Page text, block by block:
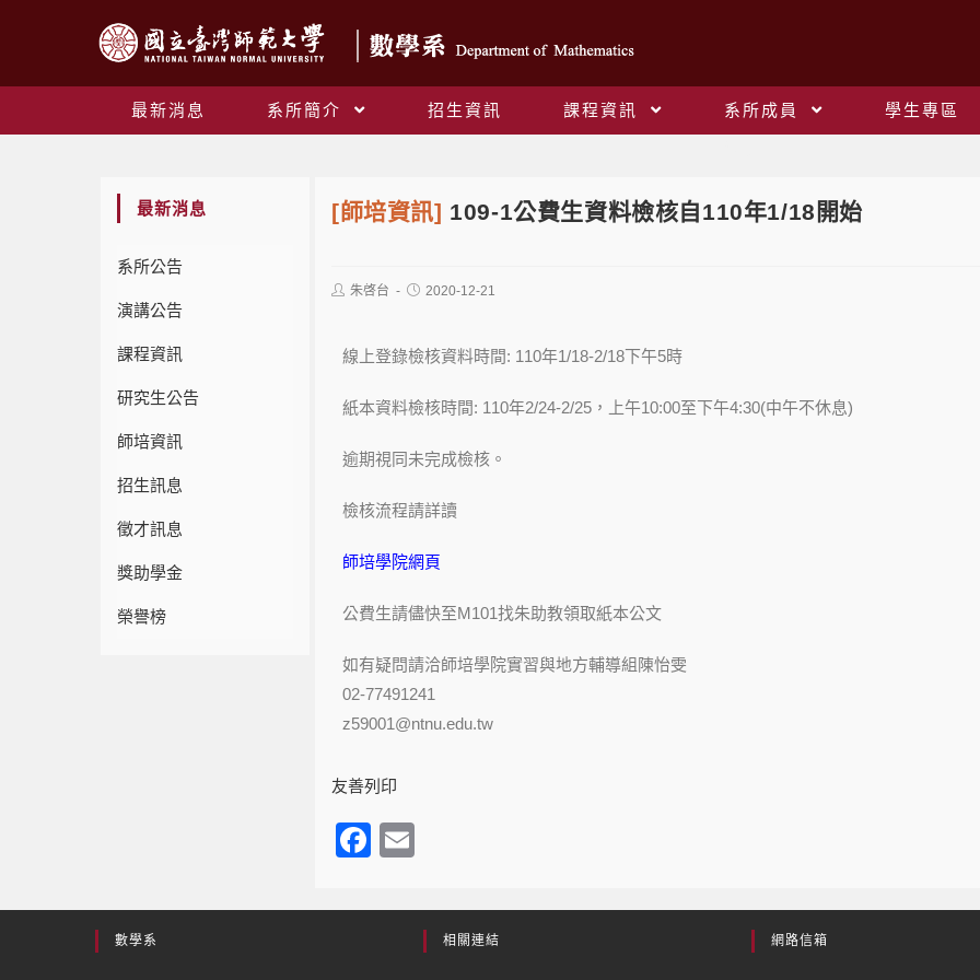
最新消息 系所簡介 招生資訊 課程資訊 系所成員
學生專區
最新消息
系所公告
演講公告
課程資訊
研究生公告
師培資訊
招生訊息
徵才訊息
獎助學金
榮譽榜
[師培資訊] 109-1公費生資料檢核自110年1/18開始
朱啓台 2020-12-21
線上登錄檢核資料時間: 110年1/18-2/18下午5時
紙本資料檢核時間: 110年2/24-2/25，上午10:00至下午4:30(中午不休息)
逾期視同未完成檢核。
檢核流程請詳讀
師培學院網頁
公費生請儘快至M101找朱助教領取紙本公文
如有疑問請洽師培學院實習與地方輔導組陳怡雯
02-77491241
z59001@ntnu.edu.tw
友善列印
F
c
ail
數學系 相關連結 網路信箱